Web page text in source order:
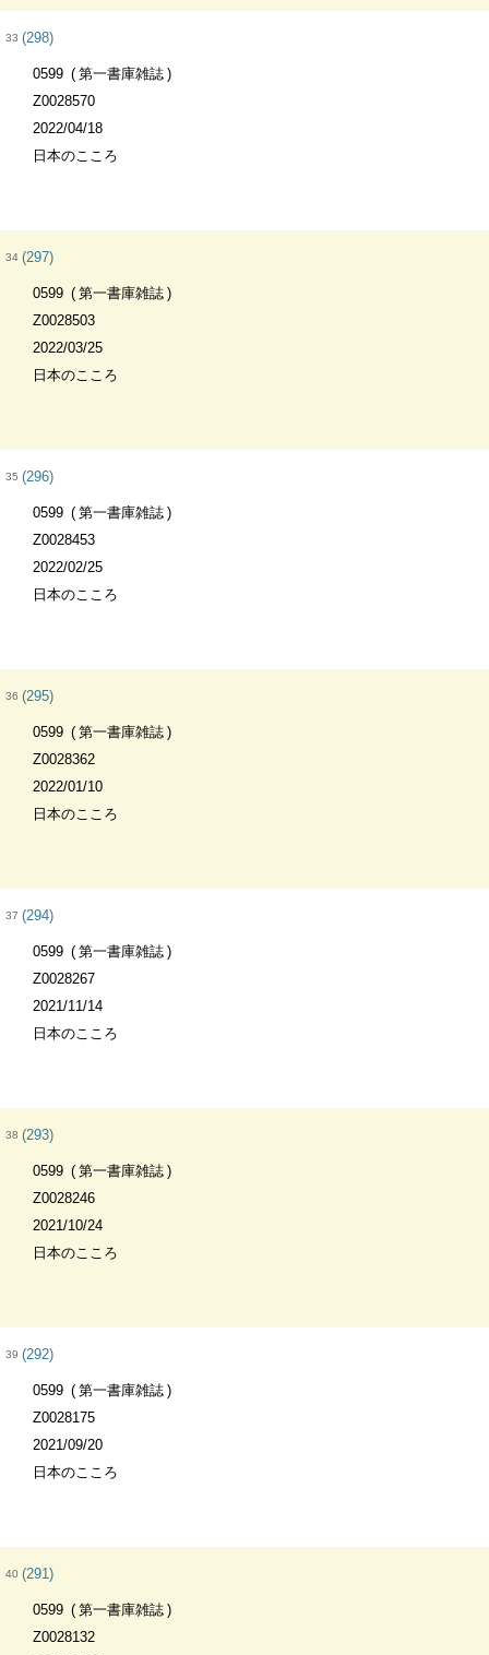
33 (298)
0599
第一書庫雑誌
Z0028570
2022/04/18
日本のこころ
34 (297)
0599
第一書庫雑誌
Z0028503
2022/03/25
日本のこころ
35 (296)
0599
第一書庫雑誌
Z0028453
2022/02/25
日本のこころ
36 (295)
0599
第一書庫雑誌
Z0028362
2022/01/10
日本のこころ
37 (294)
0599
第一書庫雑誌
Z0028267
2021/11/14
日本のこころ
38 (293)
0599
第一書庫雑誌
Z0028246
2021/10/24
日本のこころ
39 (292)
0599
第一書庫雑誌
Z0028175
2021/09/20
日本のこころ
40 (291)
0599
第一書庫雑誌
Z0028132